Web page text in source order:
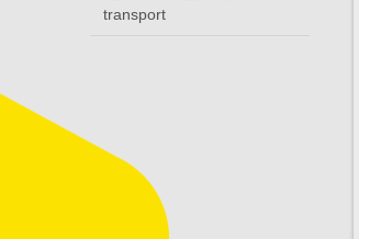
transport